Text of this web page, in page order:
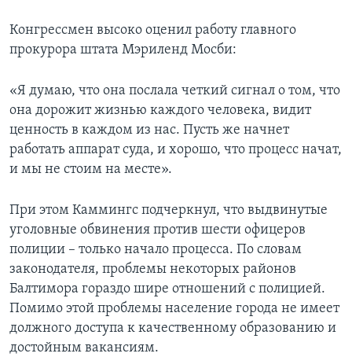
Конгрессмен высоко оценил работу главного
прокурора штата Мэриленд Мосби:
«Я думаю, что она послала четкий сигнал о том, что
она дорожит жизнью каждого человека, видит
ценность в каждом из нас. Пусть же начнет
работать аппарат суда, и хорошо, что процесс начат,
и мы не стоим на месте».
При этом Каммингс подчеркнул, что выдвинутые
уголовные обвинения против шести офицеров
полиции – только начало процесса. По словам
законодателя, проблемы некоторых районов
Балтимора гораздо шире отношений с полицией.
Помимо этой проблемы население города не имеет
должного доступа к качественному образованию и
достойным вакансиям.